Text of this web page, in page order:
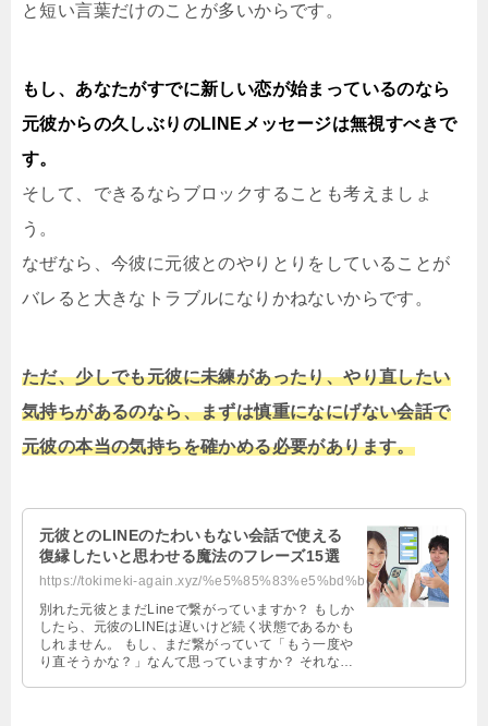
と短い言葉だけのことが多いからです。
もし、あなたがすでに新しい恋が始まっているのなら
元彼からの久しぶりのLINEメッセージは無視すべきで
す。
そして、できるならブロックすることも考えましょ
う。
なぜなら、今彼に元彼とのやりとりをしていることが
バレると大きなトラブルになりかねないからです。
ただ、少しでも元彼に未練があったり、やり直したい
気持ちがあるのなら、まずは慎重になにげない会話で
元彼の本当の気持ちを確かめる必要があります。
元彼とのLINEのたわいもない会話で使える
復縁したいと思わせる魔法のフレーズ15選
https://tokimeki-again.xyz/%e5%85%83%e5%bd%bcline%e3%81%9f%e3%82%8f%e3%81%84%...
別れた元彼とまだLineで繋がっていますか？ もしか
したら、元彼のLINEは遅いけど続く状態であるかも
しれません。 もし、まだ繋がっていて「もう一度や
り直そうかな？」なんて思っていますか？ それなら